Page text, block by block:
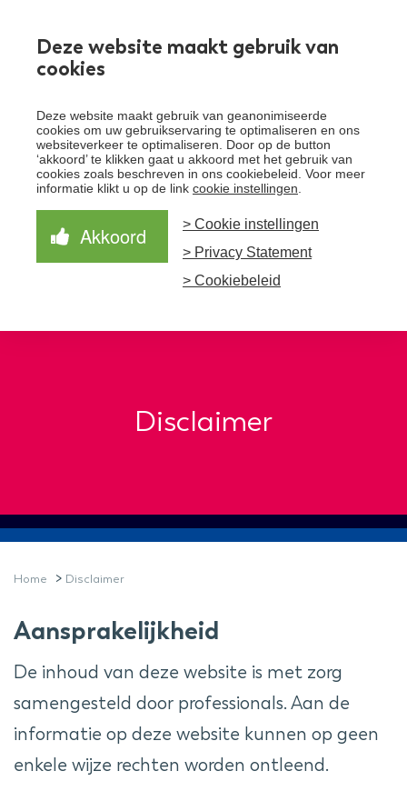
Deze website maakt gebruik van
cookies
Deze website maakt gebruik van geanonimiseerde
cookies om uw gebruikservaring te optimaliseren en ons
websiteverkeer te optimaliseren. Door op de button
‘akkoord’ te klikken gaat u akkoord met het gebruik van
cookies zoals beschreven in ons cookiebeleid. Voor meer
informatie klikt u op de link cookie instellingen
Akkoord
> Cookie instellingen
> Privacy Statement
> Cookiebeleid
Over Santeon
Waardegedreven zorg
aanpak
Samen Beter
Nieuws
Schrijf je in voor de nieuwsbrief
Schrijf je in voor onze nieuwsbrief en ontvang het
laatste nieuws!
Aanmelden nieuwsbrief
Disclaimer
Home > Disclaimer
Aansprakelijkheid
De inhoud van deze website is met zorg
samengesteld door professionals. Aan de
informatie op deze website kunnen op geen
enkele wijze rechten worden ontleend.